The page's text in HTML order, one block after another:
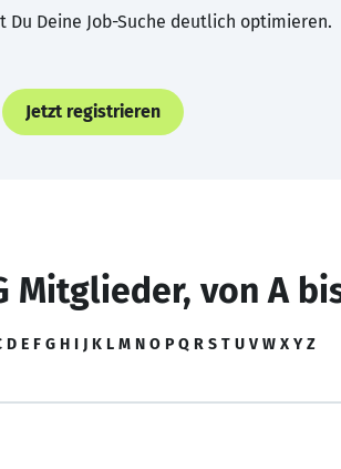
Deine Job-Suche deutlich optimieren.
Jetzt registrieren
Mitglieder, von A
D E F G H I J K L M N O P Q R S T U V W X Y Z